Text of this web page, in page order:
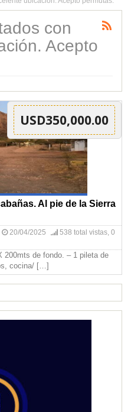
con
Acepto
USD350,000.00
Al pie de la Sierra
20/04/2025
538 total vistas, 0
200mts de fondo. – ⁠1 pileta de
cocina/ […]